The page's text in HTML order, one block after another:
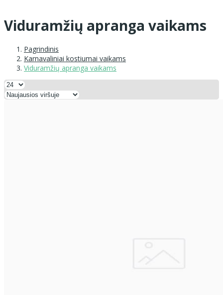
Viduramžių apranga vaikams
Pagrindinis
Karnavaliniai kostiumai vaikams
Viduramžių apranga vaikams